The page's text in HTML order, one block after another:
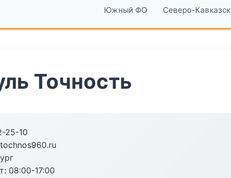
Южный ФО Северо-
Точность
25-10
08:00-17:00